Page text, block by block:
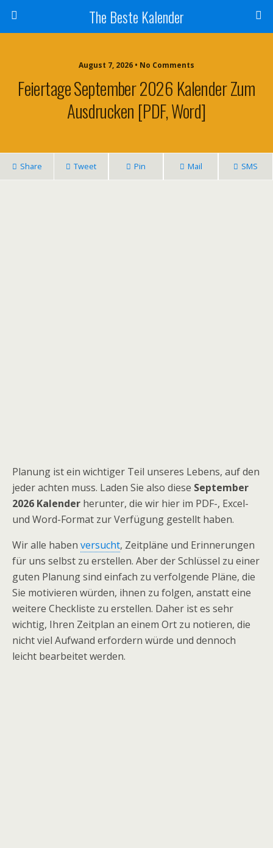
The Beste Kalender
August 7, 2026 • No Comments
Feiertage September 2026 Kalender Zum
Ausdrucken [PDF, Word]
Share Tweet Pin Mail SMS
Planung ist ein wichtiger Teil unseres Lebens, auf den
jeder achten muss. Laden Sie also diese September
2026 Kalender herunter, die wir hier im PDF-, Excel-
und Word-Format zur Verfügung gestellt haben.
Wir alle haben versucht, Zeitpläne und Erinnerungen
für uns selbst zu erstellen. Aber der Schlüssel zu einer
guten Planung sind einfach zu verfolgende Pläne, die
Sie motivieren würden, ihnen zu folgen, anstatt eine
weitere Checkliste zu erstellen. Daher ist es sehr
wichtig, Ihren Zeitplan an einem Ort zu notieren, die
nicht viel Aufwand erfordern würde und dennoch
leicht bearbeitet werden.